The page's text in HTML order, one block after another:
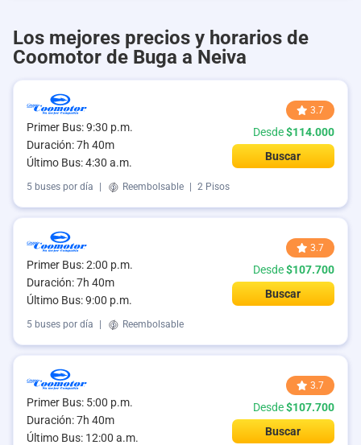
Los mejores precios y horarios de
Coomotor de Buga a Neiva
Primer Bus: 9:30 p.m.
Duración: 7h 40m
Último Bus: 4:30 a.m.
3.7
Desde$114.000
Buscar
5 buses por día Reembolsable 2 Pisos
Primer Bus: 2:00 p.m.
Duración: 7h 40m
Último Bus: 9:00 p.m.
3.7
Desde$107.700
Buscar
5 buses por día Reembolsable
Primer Bus: 5:00 p.m.
Duración: 7h 40m
Último Bus: 12:00 a.m.
3.7
Desde$107.700
Buscar